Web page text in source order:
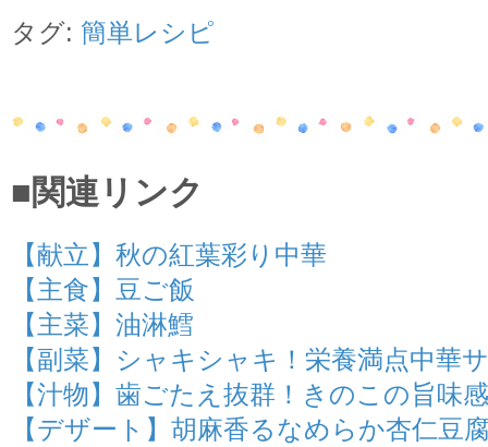
タグ: 簡単レシピ
■関連リンク
【献立】秋の紅葉彩り中華
【主食】豆ご飯
【主菜】油淋鱈
【副菜】シャキシャキ！栄養満点中華
【汁物】歯ごたえ抜群！きのこの旨味
【デザート】胡麻香るなめらか杏仁豆